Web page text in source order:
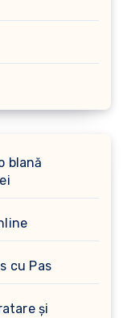
blană
cu Pas
și